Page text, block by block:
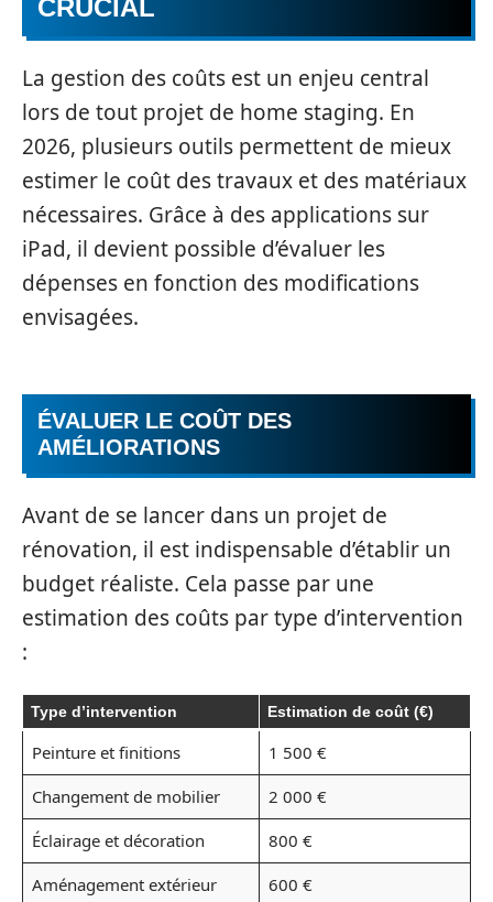
CRUCIAL
La gestion des coûts est un enjeu central
lors de tout projet de home staging. En
2026, plusieurs outils permettent de mieux
estimer le coût des travaux et des matériaux
nécessaires. Grâce à des applications sur
iPad, il devient possible d’évaluer les
dépenses en fonction des modifications
envisagées.
ÉVALUER LE COÛT DES
AMÉLIORATIONS
Avant de se lancer dans un projet de
rénovation, il est indispensable d’établir un
budget réaliste. Cela passe par une
estimation des coûts par type d’intervention
:
Type d’intervention Estimation de coût (€)
Peinture et finitions
1 500 €
Changement de mobilier
2 000 €
Éclairage et décoration
800 €
Aménagement extérieur
600 €